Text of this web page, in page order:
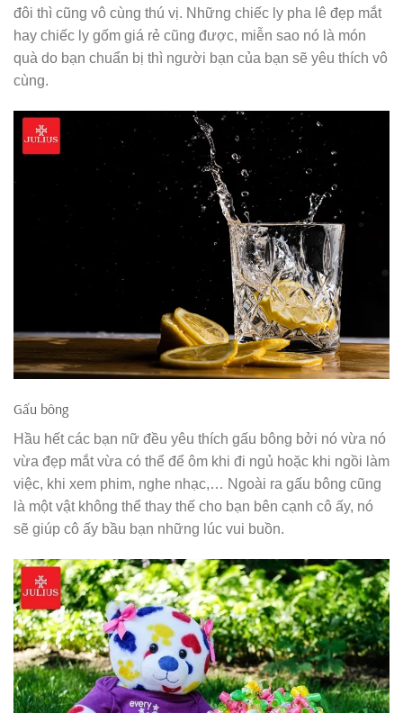
đôi thì cũng vô cùng thú vị. Những chiếc ly pha lê đẹp mắt
hay chiếc ly gốm giá rẻ cũng được, miễn sao nó là món
quà do bạn chuẩn bị thì người bạn của bạn sẽ yêu thích vô
cùng.
Gấu bông
Hầu hết các bạn nữ đều yêu thích gấu bông bởi nó vừa nó
vừa đẹp mắt vừa có thể để ôm khi đi ngủ hoặc khi ngồi làm
việc, khi xem phim, nghe nhạc,… Ngoài ra gấu bông cũng
là một vật không thể thay thế cho bạn bên cạnh cô ấy, nó
sẽ giúp cô ấy bầu bạn những lúc vui buồn.